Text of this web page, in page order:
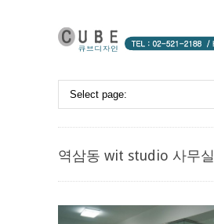
역삼동 wit studio 사무실